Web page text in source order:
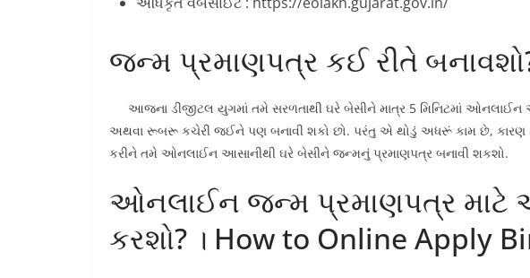
જન્મ પ્રમાણપત્ર કઈ રીતે
આજના ડીજીટલ યુગમાં તમે સરળતાથી ઘરે બેસીને માત્ર 5 મિનિટમાં
અથવા રૂબરૂ કચેરી જઈને પણ બનાવી શકો છો. પરંતુ એ થોડું અધરૂં કામ છે,
કરીને તમે ઓનલાઈન આસાનીથી ઘરે બેસીને જન્‍મનું પ્રમાણપત્ર બનાવી શકશો.
ઓનલાઈન જન્મ પ્રમાણપત્ર માટે
કરશો? । How to Online Apply